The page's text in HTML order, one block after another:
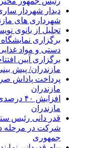
دیدار شهردار
شهرداری های
تجلیل از بانوی
برگزاری
دستی و مواد
برگزاری آیین
مازندران/ پیش بینی افتتاح ۱۰۰۰
مازندران
مازندران
قدر دانی رئیس
شرکت در مرحله
جمهوری